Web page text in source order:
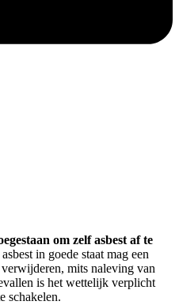
om zelf asbest af te
in goede staat mag een
mits naleving van
is het wettelijk verplicht
schakelen.